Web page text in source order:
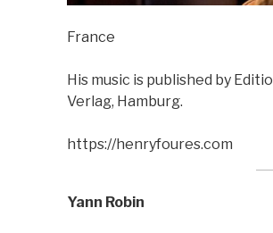
France
His music is published by
Verlag, Hamburg.
https://henryfoures.com
Yann Robin